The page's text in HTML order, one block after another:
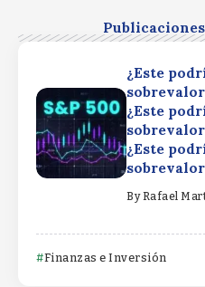
¿Este
¿Este
¿Este
By Rafael
Finanzas e Inversión